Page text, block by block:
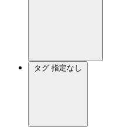
タグ 指定なし